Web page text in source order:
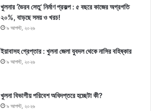
খুলনার ‘ভৈরব সেতু’ নির্মাণ প্রকল্প : ৫ বছরে কাজের অগ্রগতি
২০%, বাড়ছে সময় ও খরচ!
৯ আগস্ট, ২০২৬
ইয়াবাসহ গ্রেপ্তার : খুলনা জেলা যুবদল থেকে নাসির বহিষ্কার
৯ আগস্ট, ২০২৬
খুলনা বিভাগীয় পরিবেশ অধিদপ্তরে হচ্ছেটা কী?
৯ আগস্ট, ২০২৬